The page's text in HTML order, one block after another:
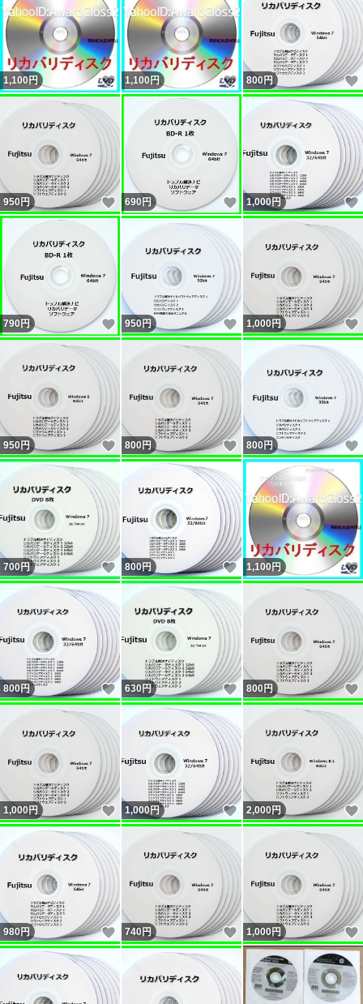
1,100円 いいね！
1,100円 いいね！
800円
950円 いいね！
690 円 いいね！
1,000円
790 円 いいね！
950円 いいね！
1,000円
950円 いいね！
800円 いいね！
800円
700円 いいね！
800円 いいね！
1,100円
800円 いいね！
630円 いいね！
800円
1,000円 いいね！
1,000円 いいね！
2,000円
980円 いいね！
740円 いいね！
1,000円